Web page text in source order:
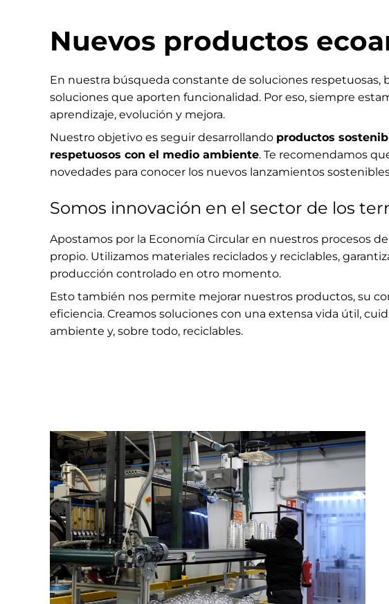
Nuevos productos
En nuestra búsqueda constante de soluciones respetuosas,
soluciones que aporten funcionalidad. Por eso, siempre
aprendizaje, evolución y mejora.
Nuestro objetivo es seguir desarrollando productos
respetuosos con el medio ambiente. Te recomendamos
novedades para conocer los nuevos lanzamientos
Somos innovación en el sector de los
Apostamos por la Economía Circular en nuestros procesos
propio. Utilizamos materiales reciclados y reciclables,
producción controlado en otro momento.
Esto también nos permite mejorar nuestros productos, su
eficiencia. Creamos soluciones con una extensa vida útil,
ambiente y, sobre todo, reciclables.